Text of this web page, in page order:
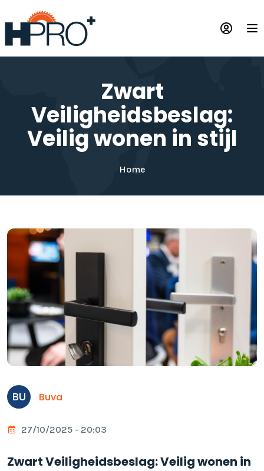
en
naar
de
Zwart
Veiligheidsbeslag:
Veilig wonen in stijl
Home
BU Buva
27/10/2025 - 20:03
Zwart Veiligheidsbeslag: Veilig wonen in